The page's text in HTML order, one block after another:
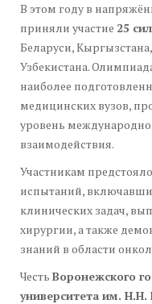
В этом году в
приняли участие 25
Беларуси,
Узбекистана.
наиболее
медицинских вузов,
уровень
взаимодействия.
Участникам
испытаний,
клинических задач,
хирургии, а также
знаний в области
Честь Воронежского
университета им. Н.Н.